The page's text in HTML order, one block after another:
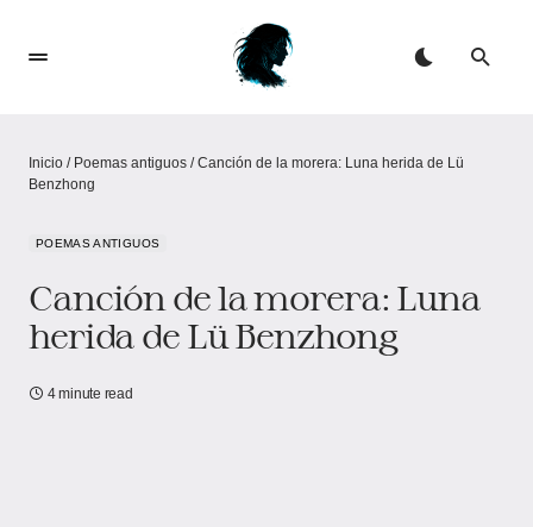
Inicio / Poemas antiguos /Canción de la morera: Luna herida de Lü
Benzhong
POEMAS ANTIGUOS
Canción de la morera: Luna
herida de Lü Benzhong
4 minute read